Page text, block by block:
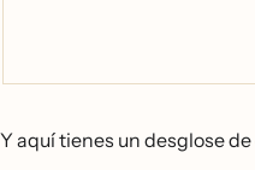
Y aquí tienes un desglose